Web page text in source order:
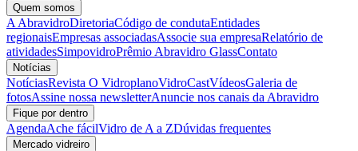
Quem somos
A AbravidroDiretoriaCódigo de condutaEntidades
regionaisEmpresas associadasAssocie sua empresaRelatório de
atividadesSimpovidroPrêmio Abravidro GlassContato
Notícias
NotíciasRevista O VidroplanoVidroCastVídeosGaleria de
fotosAssine nossa newsletterAnuncie nos canais da Abravidro
Fique por dentro
AgendaAche fácilVidro de A a ZDúvidas frequentes
Mercado vidreiro